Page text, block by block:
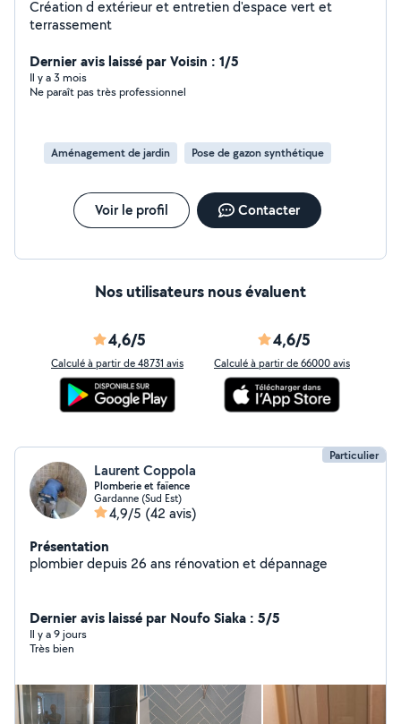
Création d extérieur et entretien d'espace vert et
terrassement
Dernier avis laissé par Voisin : 1/5
Il y a 3 mois
Ne paraît pas très professionnel
Aménagement de jardin Pose de gazon synthétique
Voir le profil Contacter
Nos utilisateurs nous évaluent
4,6/5
Calculé à partir de 48731 avis
4,6/5
Calculé à partir de 66000 avis
Particulier
Laurent Coppola
Plomberie et faïence
Gardanne (Sud Est)
4,9/5 (42 avis)
Présentation
plombier depuis 26 ans rénovation et dépannage
Dernier avis laissé par Noufo Siaka : 5/5
Il y a 9 jours
Très bien